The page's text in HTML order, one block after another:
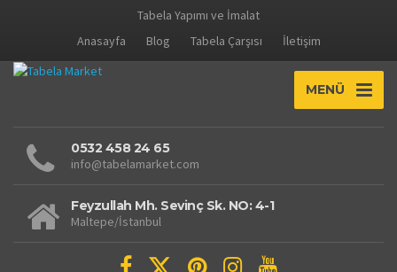
Tabela Yapımı ve İmalat
Anasayfa
Blog Tabela Çarşısı İletişim
MENÜ
0532 458 24 65
info@tabelamarket.com
Feyzullah Mh. Sevinç Sk. NO: 4-1
Maltepe/İstanbul